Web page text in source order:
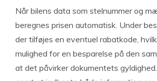
Når bilens data som stelnummer og
beregnes prisen automatisk. Under
der tilføjes en eventuel rabatkode,
mulighed for en besparelse på den
at det påvirker dokumentets